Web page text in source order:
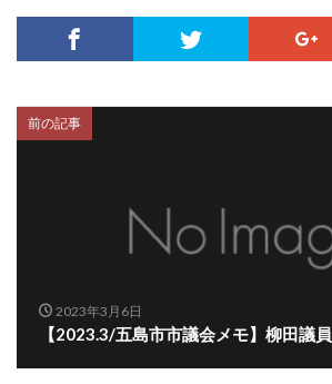
前の記事
2023年3月6日
【2023.3/五島市市議会メモ】柳田議員